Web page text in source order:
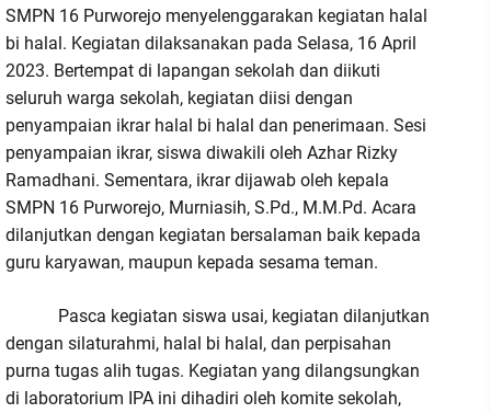
SMPN 16 Purworejo menyelenggarakan kegiatan halal
bi halal. Kegiatan dilaksanakan pada Selasa, 16 April
2023. Bertempat di lapangan sekolah dan diikuti
seluruh warga sekolah, kegiatan diisi dengan
penyampaian ikrar halal bi halal dan penerimaan. Sesi
penyampaian ikrar, siswa diwakili oleh Azhar Rizky
Ramadhani. Sementara, ikrar dijawab oleh kepala
SMPN 16 Purworejo, Murniasih, S.Pd., M.M.Pd. Acara
dilanjutkan dengan kegiatan bersalaman baik kepada
guru karyawan, maupun kepada sesama teman.
Pasca kegiatan siswa usai, kegiatan dilanjutkan
dengan silaturahmi, halal bi halal, dan perpisahan
purna tugas alih tugas. Kegiatan yang dilangsungkan
di laboratorium IPA ini dihadiri oleh komite sekolah,